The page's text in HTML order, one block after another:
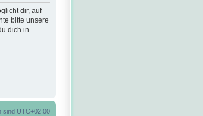
dir, auf
bitte unsere
dich in
sind UTC+02:00